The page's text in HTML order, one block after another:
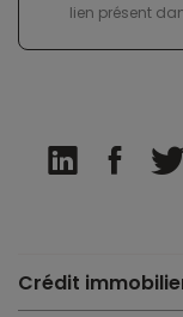
lien présent
Crédit